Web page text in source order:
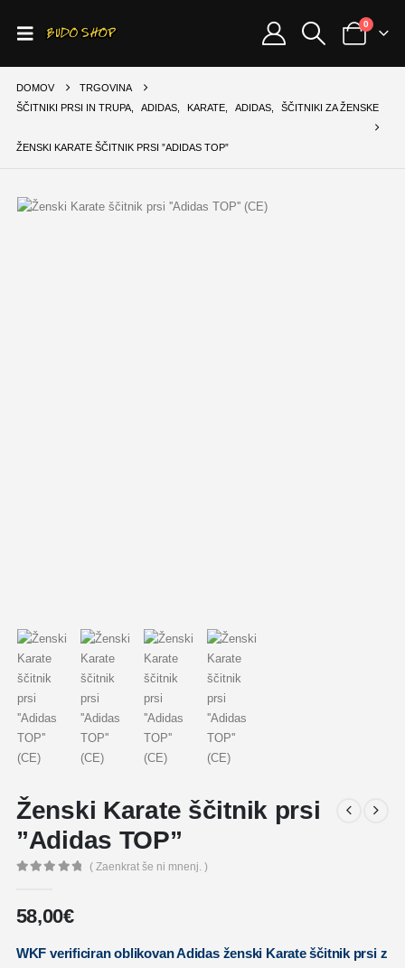
0
DOMOV
TRGOVINA
ŠČITNIKI PRSI IN TRUPA, ADIDAS, KARATE, ADIDAS, ŠČITNIKI ZA ŽENSKE
ŽENSKI KARATE ŠČITNIK PRSI ”ADIDAS TOP”
Ženski Karate ščitnik prsi
”Adidas TOP”
( Zaenkrat še ni mnenj. )
58,00€
WKF verificiran oblikovan Adidas ženski Karate ščitnik prsi z